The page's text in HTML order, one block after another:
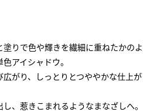
りで色や輝きを繊細に重ねたかのよ
アイシャドウ。
広がり、しっとりとつややかな仕上が
、惹きこまれるようなまなざしへ。